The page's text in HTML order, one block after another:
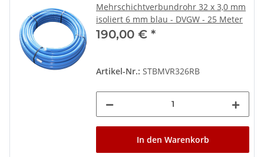
Mehrschichtverbundrohr 32 x 3,0 mm
isoliert 6 mm blau - DVGW - 25 Meter
190,00 € *
Artikel-Nr.: STBMVR326RB
In den Warenkorb